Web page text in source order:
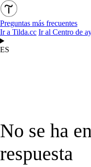
Preguntas más frecuentes
Ir a Tilda.cc Ir al Centro de
ES
No se ha
respuesta